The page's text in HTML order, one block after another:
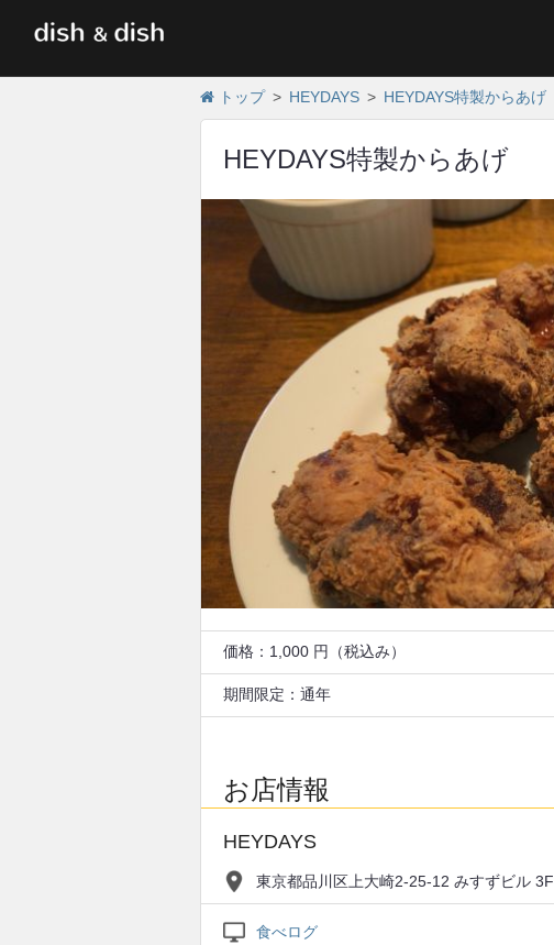
トップ HEYDAYS HEYDAYS特製からあげ
HEYDAYS特製からあげ
価格：1,000 円（税込み）
期間限定：通年
お店情報
HEYDAYS
東京都品川区上大崎2-25-12 みすずビル 3F
食べログ